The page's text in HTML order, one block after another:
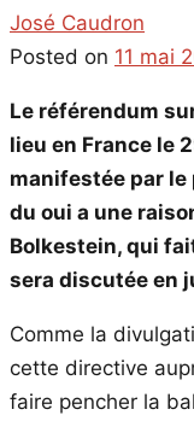
José Caudron
Posted on 11 mai
Le référendum
lieu en France le
manifestée par
du oui a une
Bolkestein, qui
sera discutée en
Comme la
cette directive
faire pencher la